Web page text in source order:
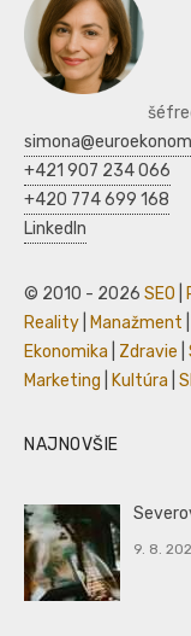
+421 907 234 066
+420 774 699 168
LinkedIn
© 2010 - 2026 SEO
Reality
Manažment
Ekonomika
Zdravie
Marketing
Kultúra
NAJNOVŠIE
9. 8.